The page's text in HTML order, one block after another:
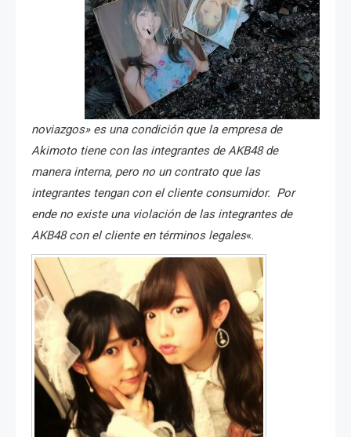
noviazgos» es una condición que la empresa de
Akimoto tiene con las integrantes de AKB48 de
manera interna, pero no un contrato que las
integrantes tengan con el cliente consumidor. Por
ende no existe una violación de las integrantes de
AKB48 con el cliente en términos legales«.